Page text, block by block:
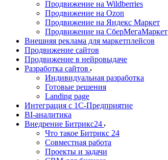
Продвижение на Wildberries
Продвижение на Ozon
Продвижение на Яндекс Маркет
Продвижение на СберМегаМаркет
Внешняя реклама для маркетплейсов
Продвижение сайтов
Продвижение в нейровыдаче
Разработка сайтов
Индивидуальная разработка
Готовые решения
Landing page
Интеграция с 1С-Предприятие
BI-аналитика
Внедрение Битрикс24
Что такое Битрикс 24
Совместная работа
Проекты и задачи